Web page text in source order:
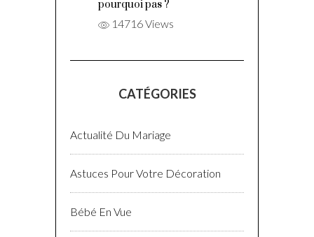
pourquoi pas ?
14716 Views
CATÉGORIES
Actualité Du Mariage
Astuces Pour Votre Décoration
Bébé En Vue